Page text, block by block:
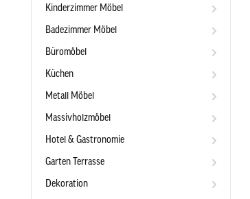
Kinderzimmer Möbel
Badezimmer Möbel
Büromöbel
Küchen
Metall Möbel
Massivholzmöbel
Hotel & Gastronomie
Garten Terrasse
Dekoration